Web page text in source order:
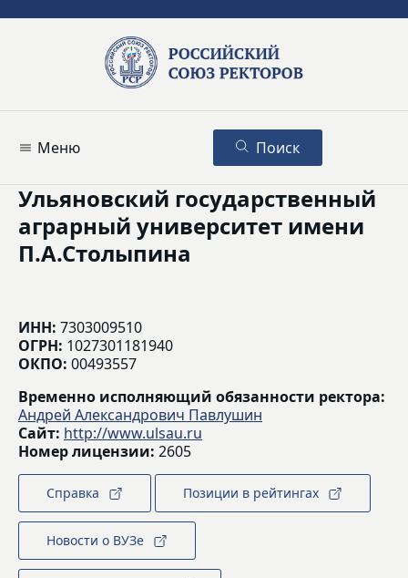
Меню Поиск
Ульяновский государственный
аграрный университет имени
П.А.Столыпина
ИНН: 7303009510
ОГРН: 1027301181940
ОКПО: 00493557
Временно исполняющий обязанности ректора:
Андрей Александрович Павлушин
Сайт: http://www.ulsau.ru
Номер лицензии: 2605
Справка Позиции в рейтингах
Новости о ВУЗе